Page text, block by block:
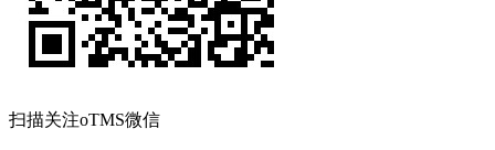
扫描关注oTMS微信